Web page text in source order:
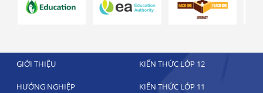
GIỚI THIỆU KIẾN THỨC LỚP 12
HƯỚNG NGHIỆP KIẾN THỨC LỚP 11